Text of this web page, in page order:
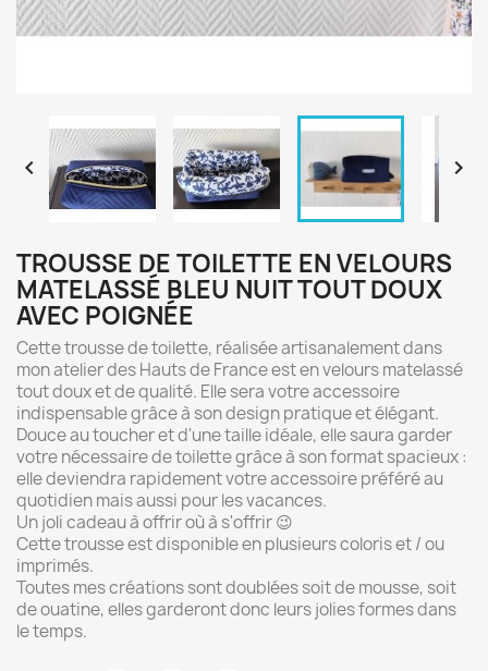
 
TROUSSE DE TOILETTE EN VELOURS
MATELASSÉ BLEU NUIT TOUT DOUX
AVEC POIGNÉE
Cette trousse de toilette, réalisée artisanalement dans
mon atelier des Hauts de France est en velours matelassé
tout doux et de qualité. Elle sera votre accessoire
indispensable grâce à son design pratique et élégant.
Douce au toucher et d'une taille idéale, elle saura garder
votre nécessaire de toilette grâce à son format spacieux :
elle deviendra rapidement votre accessoire préféré au
quotidien mais aussi pour les vacances.
Un joli cadeau à offrir où à s'offrir 😉
Cette trousse est disponible en plusieurs coloris et / ou
imprimés.
Toutes mes créations sont doublées soit de mousse, soit
de ouatine, elles garderont donc leurs jolies formes dans
le temps.